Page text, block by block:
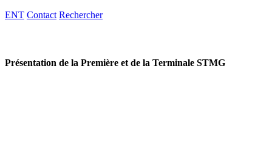
ENT Contact Rechercher
Présentation de la Première et de la Terminale STMG